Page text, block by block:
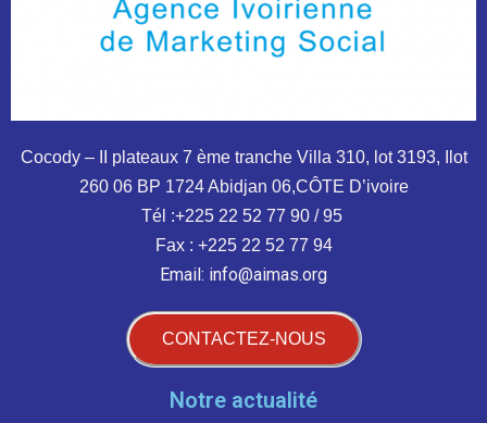
Cocody – II plateaux 7 ème tranche Villa 310, lot 3193, Ilot
260 06 BP 1724 Abidjan 06,CÔTE D’ivoire
Tél :+225 22 52 77 90 / 95
Fax : +225 22 52 77 94
Email: info@aimas.org
CONTACTEZ-NOUS
Notre actualité